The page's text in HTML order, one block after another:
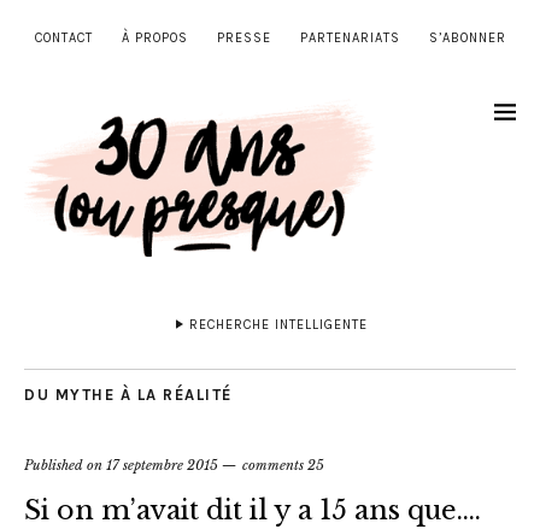
CONTACT À PROPOS PRESSE PARTENARIATS S’ABONNER
RECHERCHE INTELLIGENTE
DU MYTHE À LA RÉALITÉ
Published on 17 septembre 2015 comments 25
Si on m’avait dit il y a 15 ans que….